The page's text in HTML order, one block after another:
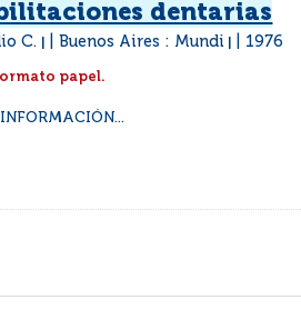
dentarias
C. Buenos Aires : Mundi 1976
papel.